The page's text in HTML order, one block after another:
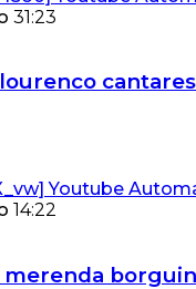
31:23
14:22